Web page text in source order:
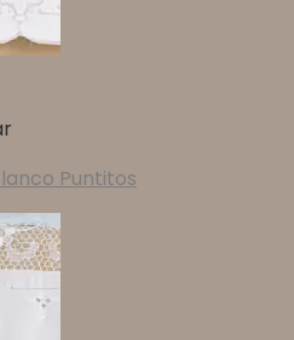
Puntitos